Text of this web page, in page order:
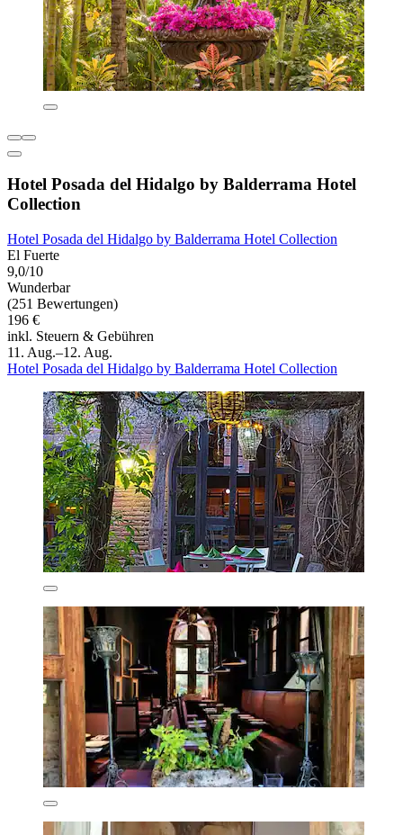
Hotel Posada del Hidalgo by Balderrama Hotel
Collection
Hotel Posada del Hidalgo by Balderrama Hotel Collection
El Fuerte
9,0/10
Wunderbar
(251 Bewertungen)
196 €
inkl. Steuern & Gebühren
11. Aug.–12. Aug.
Hotel Posada del Hidalgo by Balderrama Hotel Collection